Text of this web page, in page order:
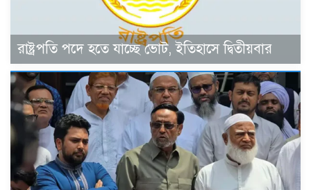
রাষ্ট্রপতি পদে হতে যাচ্ছে ভোট, ইতিহাসে দ্বিতীয়বার